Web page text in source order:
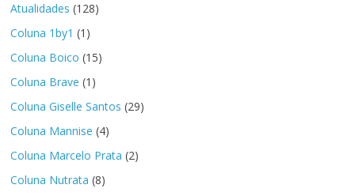
Atualidades (128)
Coluna 1by1 (1)
Coluna Boico (15)
Coluna Brave (1)
Coluna Giselle Santos (29)
Coluna Mannise (4)
Coluna Marcelo Prata (2)
Coluna Nutrata (8)